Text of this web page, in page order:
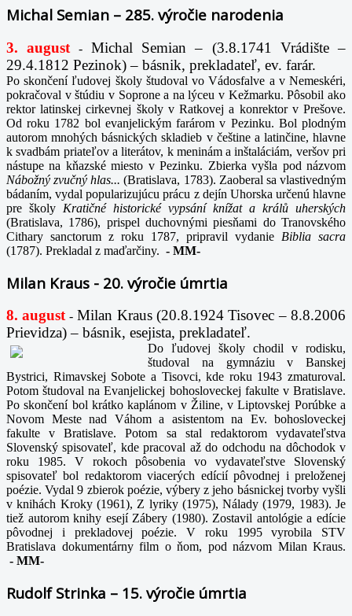
Michal Semian – 285. výročie narodenia
3. august -Michal Semian – (3.8.1741 Vrádište –
29.4.1812 Pezinok) – básnik, prekladateľ, ev. farár.
Po skončení ľudovej školy študoval vo Vádosfalve a v Nemeskéri,
pokračoval v štúdiu v Soprone a na lýceu v Kežmarku. Pôsobil ako
rektor latinskej cirkevnej školy v Ratkovej a konrektor v Prešove.
Od roku 1782 bol evanjelickým farárom v Pezinku. Bol plodným
autorom mnohých básnických skladieb v češtine a latinčine, hlavne
k svadbám priateľov a literátov, k meninám a inštaláciám, veršov pri
nástupe na kňazské miesto v Pezinku. Zbierka vyšla pod názvom
Nábožný zvučný hlas...(Bratislava, 1783). Zaoberal sa vlastivedným
bádaním, vydal popularizujúcu prácu z dejín Uhorska určenú hlavne
pre školy Kratičné historické vypsání knížat a králů uherských
(Bratislava, 1786), prispel duchovnými piesňami do Tranovského
Cithary sanctorum z roku 1787, pripravil vydanie Biblia sacra
(1787). Prekladal z maďarčiny. - MM-
Milan Kraus - 20. výročie úmrtia
8. august -Milan Kraus (20.8.1924 Tisovec – 8.8.2006
Prievidza) – básnik, esejista, prekladateľ.
Do ľudovej školy chodil v rodisku,
študoval na gymnáziu v Banskej
Bystrici, Rimavskej Sobote a Tisovci, kde roku 1943 zmaturoval.
Potom študoval na Evanjelickej bohosloveckej fakulte v Bratislave.
Po skončení bol krátko kaplánom v Žiline, v Liptovskej Porúbke a
Novom Meste nad Váhom a asistentom na Ev. bohosloveckej
fakulte v Bratislave. Potom sa stal redaktorom vydavateľstva
Slovenský spisovateľ, kde pracoval až do odchodu na dôchodok v
roku 1985. V rokoch pôsobenia vo vydavateľstve Slovenský
spisovateľ bol redaktorom viacerých edícií pôvodnej i preloženej
poézie. Vydal 9 zbierok poézie, výbery z jeho básnickej tvorby vyšli
v knihách Kroky (1961), Z lyriky (1975), Nálady (1979, 1983). Je
tiež autorom knihy esejí Zábery (1980). Zostavil antológie a edície
pôvodnej i prekladovej poézie. V roku 1995 vyrobila STV
Bratislava dokumentárny film o ňom, pod názvom Milan Kraus.
- MM-
Rudolf Strinka – 15. výročie úmrtia